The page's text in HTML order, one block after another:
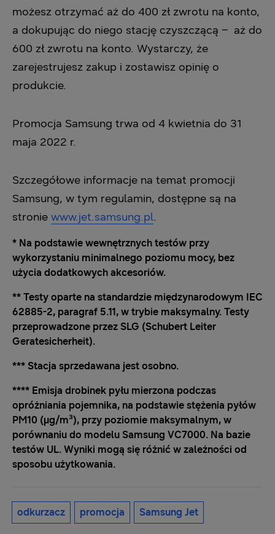
możesz otrzymać aż do 400 zł zwrotu na konto,
a dokupując do niego stację czyszczącą – aż do
600 zł zwrotu na konto. Wystarczy, że
zarejestrujesz zakup i zostawisz opinię o
produkcie.
Promocja Samsung trwa od 4 kwietnia do 31
maja 2022 r.
Szczegółowe informacje na temat promocji
Samsung, w tym regulamin, dostępne są na
stronie www.jet.samsung.pl.
* Na podstawie wewnętrznych testów przy
wykorzystaniu minimalnego poziomu mocy, bez
użycia dodatkowych akcesoriów.
** Testy oparte na standardzie międzynarodowym IEC
62885-2, paragraf 5.11, w trybie maksymalny. Testy
przeprowadzone przez SLG (Schubert Leiter
Geratesicherheit).
*** Stacja sprzedawana jest osobno.
**** Emisja drobinek pyłu mierzona podczas
opróżniania pojemnika, na podstawie stężenia pyłów
PM10 (µg/m³), przy poziomie maksymalnym, w
porównaniu do modelu Samsung VC7000. Na bazie
testów UL. Wyniki mogą się różnić w zależności od
sposobu użytkowania.
odkurzacz promocja Samsung Jet